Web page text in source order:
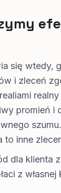
się wtedy,
i zleceń
promień i
to inne
dla klienta
z własnej